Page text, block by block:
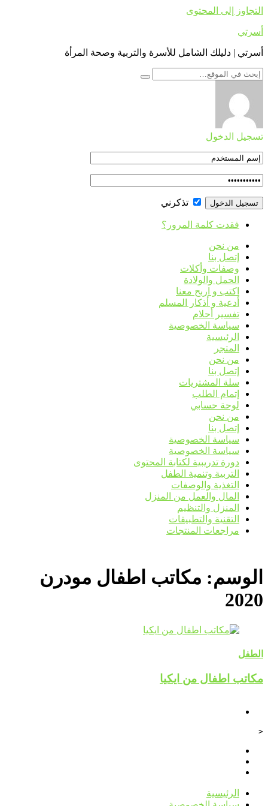
التجاوز إلى المحتوى
أسرتي
أسرتي | دليلك الشامل للأسرة والتربية وصحة المرأة
تسجيل الدخول
تذكرني
فقدت كلمة المرور؟
من نحن
إتصل بنا
وصفات وأكلات
الحمل والولادة
اكتب و اربح معنا
أدعية و أذكار المسلم
تفسير أحلام
سياسة الخصوصية
الرئيسية
المتجر
من نحن
إتصل بنا
سلة المشتريات
إتمام الطلب
لوحة حسابي
من نحن
إتصل بنا
سياسة الخصوصية
سياسة الخصوصية
دورة تدريبية لكتابة المحتوى
التربية وتنمية الطفل
التغذية والوصفات
المال والعمل من المنزل
المنزل والتنظيم
التقنية والتطبيقات
مراجعات المنتجات
الوسم: مكاتب اطفال مودرن
2020
الطفل
مكاتب اطفال من ايكيا
<
الرئيسية